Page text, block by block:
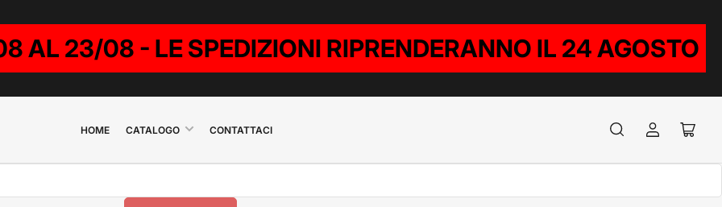
AL 23/08 - LE SPEDIZIONI RIPRENDERANNO IL 24 AGOSTO
HOME CATALOGO CONTATTACI AccediApri
mini